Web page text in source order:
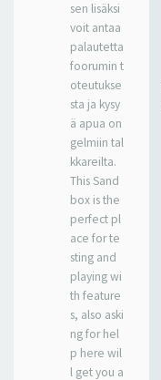
sen lisäksi
voit antaa
palautetta
foorumin t
oteutukse
sta ja kysy
ä apua on
gelmiin tal
kkareilta.
This Sand
box is the
perfect pl
ace for te
sting and
playing wi
th feature
s, also aski
ng for hel
p here wil
l get you a